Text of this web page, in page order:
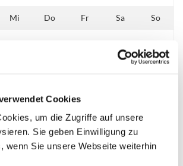
Cookies
um die Zugriffe auf unsere
Sie geben Einwilligung zu
wenn Sie unsere Webseite weiterhin
Mi Do Fr Sa So
05 06 07 08 09
12 13 14
19 21
26 27 28 29 30